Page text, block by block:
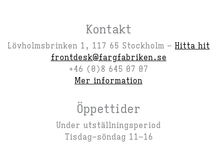
Kontakt
Lövholmsbrinken 1, 117 65 Stockholm – Hitta hit
frontdesk@fargfabriken.se
+46 (0)8 645 07 07
Mer information
Öppettider
Under utställningsperiod
Tisdag–söndag 11–16